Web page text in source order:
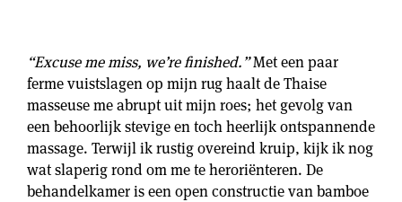
“Excuse me miss, we’re finished.”Met een paar
ferme vuistslagen op mijn rug haalt de Thaise
masseuse me abrupt uit mijn roes; het gevolg van
een behoorlijk stevige en toch heerlijk ontspannende
massage. Terwijl ik rustig overeind kruip, kijk ik nog
wat slaperig rond om me te heroriënteren. De
behandelkamer is een open constructie van bamboe